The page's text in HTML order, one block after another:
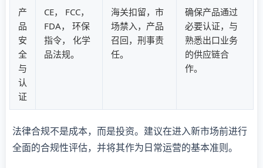
产
品
安
全
与
认
证
CE， FCC，
FDA， 环保
指令， 化学
品法规。
海关扣留，市
场禁入，产品
召回，刑事责
任。
确保产品通过
必要认证，与
熟悉出口业务
的供应链合
作。
法律合规不是成本，而是投资。建议在进入新市场前进行
全面的合规性评估，并将其作为日常运营的基本准则。